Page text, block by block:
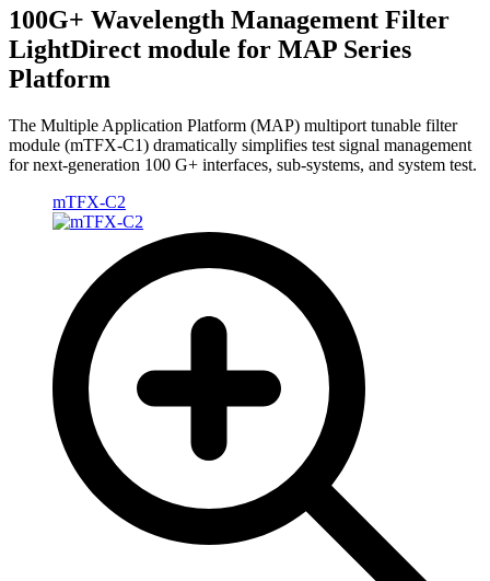
100G+ Wavelength Management Filter
LightDirect module for MAP Series
Platform
The Multiple Application Platform (MAP) multiport tunable filter
module (mTFX-C1) dramatically simplifies test signal management
for next-generation 100 G+ interfaces, sub-systems, and system test.
mTFX-C2